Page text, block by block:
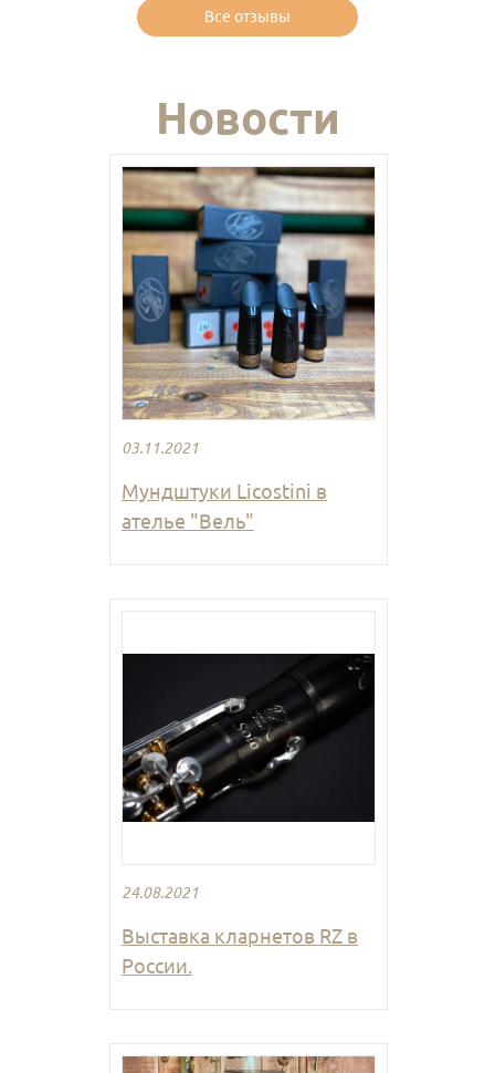
Все отзывы
Новости
03.11.2021
Мундштуки Licostini в
ателье "Вель"
24.08.2021
Выставка кларнетов RZ в
России.